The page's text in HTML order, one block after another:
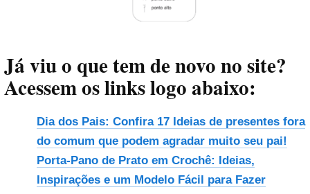
Já viu o que tem de novo no site?
Acessem os links logo abaixo:
Dia dos Pais: Confira 17 Ideias de presentes fora
do comum que podem agradar muito seu pai!
Porta-Pano de Prato em Crochê: Ideias,
Inspirações e um Modelo Fácil para Fazer